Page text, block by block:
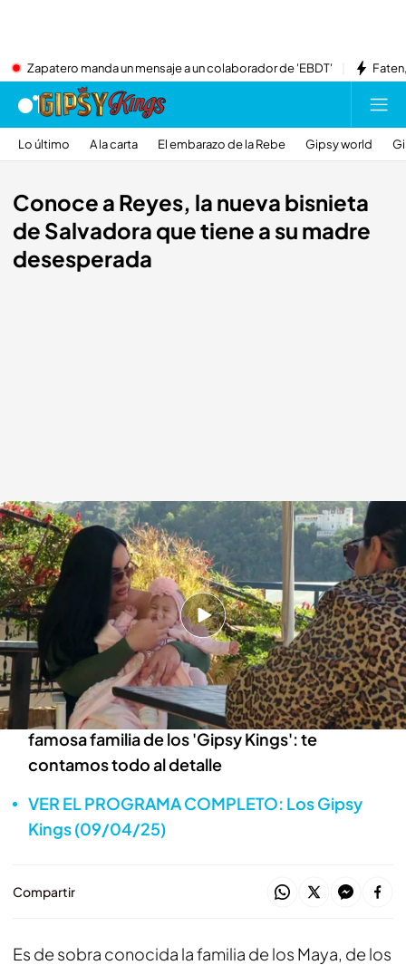
Zapatero manda un mensaje a un colaborador de 'EBDT'
Lo último A la carta El embarazo de la Rebe Gipsy world
Conoce a Reyes, la nueva bisnieta
de Salvadora que tiene a su madre
desesperada
Reyes, el bebé de los Maya, pasa un rato con sus padres y su abuela
Salvadora, que quiere bautizarla.
Pedro Jiménez
10 ABR 2025 - 00:10h.
Salvadora, a su nieta: "Lo que me daría alegría
es que la bautizaras"
Un nuevo miembro de los Maya se une a la
famosa familia de los 'Gipsy Kings': te
contamos todo al detalle
VER EL PROGRAMA COMPLETO: Los Gipsy
Kings (09/04/25)
Compartir
Es de sobra conocida la familia de los Maya, de los